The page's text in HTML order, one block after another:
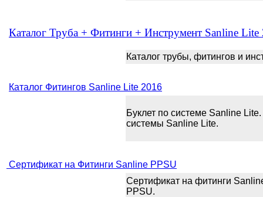
Каталог Труба + Фитинги + Инструмент Sanline Lite
Каталог трубы, фитингов и
Каталог Фитингов Sanline Lite 2016
Буклет по системе Sanline
системы Sanline Lite.
Сертификат на Фитинги Sanline PPSU
Сертификат на фитинги
PPSU.